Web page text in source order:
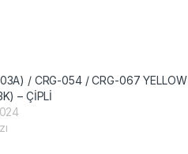
/ CRG-054 / CRG-067 YELLOW
– ÇİPLİ